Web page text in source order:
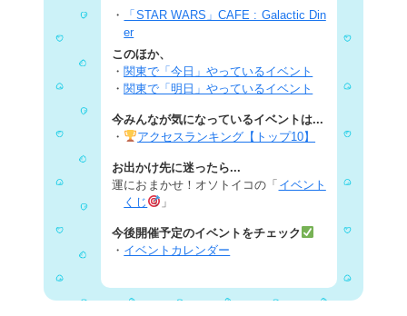
・
「STAR WARS」CAFE : Galactic Din
er
このほか、
・ 関東で「今日」やっているイベント
・ 関東で「明日」やっているイベント
今みんなが気になっているイベントは...
・
アクセスランキング【トップ10】
お出かけ先に迷ったら...
運におまかせ！オソトイコの「 イベント
くじ
」
今後開催予定のイベントをチェック
・ イベントカレンダー